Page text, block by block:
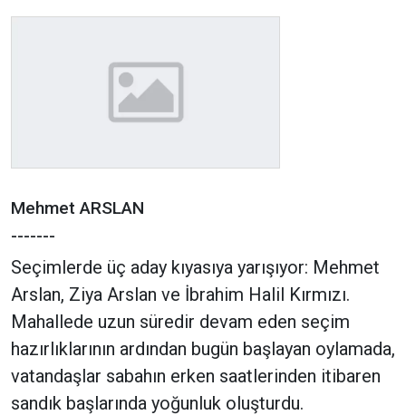
Mehmet ARSLAN
-------
Seçimlerde üç aday kıyasıya yarışıyor: Mehmet
Arslan, Ziya Arslan ve İbrahim Halil Kırmızı.
Mahallede uzun süredir devam eden seçim
hazırlıklarının ardından bugün başlayan oylamada,
vatandaşlar sabahın erken saatlerinden itibaren
sandık başlarında yoğunluk oluşturdu.